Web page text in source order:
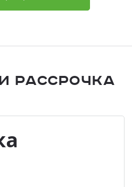
Рассрочка